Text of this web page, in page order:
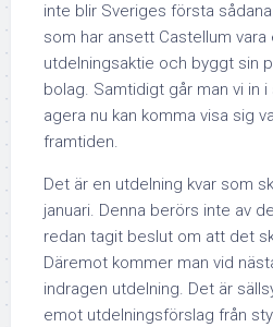
inte blir Sveriges första
som har ansett Castellum vara
utdelningsaktie och byggt sin
bolag. Samtidigt går man vi in
agera nu kan komma visa sig
framtiden.
Det är en utdelning kvar som
januari. Denna berörs inte av
redan tagit beslut om att det
Däremot kommer man vid
indragen utdelning. Det är
emot utdelningsförslag från